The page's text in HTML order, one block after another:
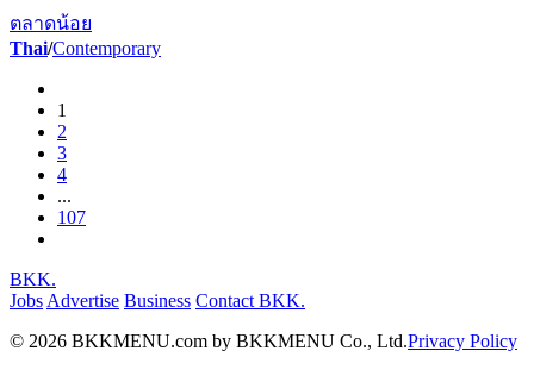
ตลาดน้อย
Thai/Contemporary
1
2
3
4
...
107
BKK.
Jobs Advertise Business Contact BKK.
© 2026 BKKMENU.com by BKKMENU Co., Ltd.Privacy Policy